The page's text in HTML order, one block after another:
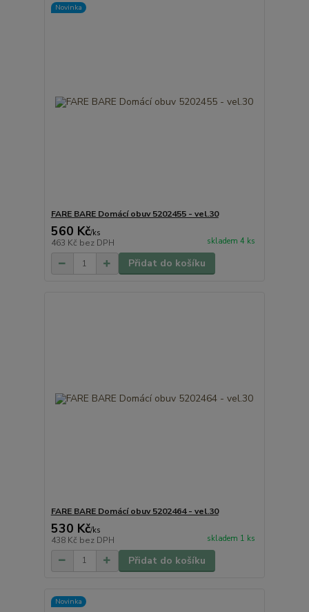
Novinka
FARE BARE Domácí obuv 5202455 - vel.30
560 Kč/ks
463 Kč bez DPH skladem 4 ks
Přidat do košíku
FARE BARE Domácí obuv 5202464 - vel.30
530 Kč/ks
438 Kč bez DPH skladem 1 ks
Přidat do košíku
Novinka